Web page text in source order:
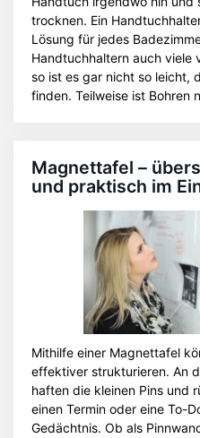
trocknen. Ein
Lösung für jedes
Handtuchhaltern auch viele
so ist es gar nicht so leicht,
finden. Teilweise ist Bohren
Magnettafel –
und praktisch im
Mithilfe einer Magnettafel
effektiver strukturieren. An
haften die kleinen Pins und
einen Termin oder eine To-
Gedächtnis. Ob als